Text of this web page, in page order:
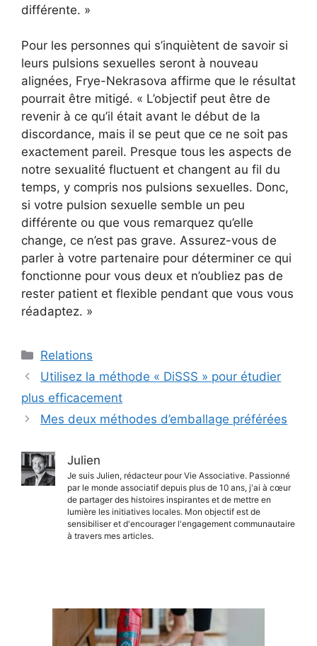
différente. »
Pour les personnes qui s’inquiètent de savoir si
leurs pulsions sexuelles seront à nouveau
alignées, Frye-Nekrasova affirme que le résultat
pourrait être mitigé. « L’objectif peut être de
revenir à ce qu’il était avant le début de la
discordance, mais il se peut que ce ne soit pas
exactement pareil. Presque tous les aspects de
notre sexualité fluctuent et changent au fil du
temps, y compris nos pulsions sexuelles. Donc,
si votre pulsion sexuelle semble un peu
différente ou que vous remarquez qu’elle
change, ce n’est pas grave. Assurez-vous de
parler à votre partenaire pour déterminer ce qui
fonctionne pour vous deux et n’oubliez pas de
rester patient et flexible pendant que vous vous
réadaptez. »
Catégories
Relations
Utilisez la méthode « DiSSS » pour étudier
plus efficacement
Mes deux méthodes d’emballage préférées
Julien
Je suis Julien, rédacteur pour Vie Associative. Passionné
par le monde associatif depuis plus de 10 ans, j'ai à cœur
de partager des histoires inspirantes et de mettre en
lumière les initiatives locales. Mon objectif est de
sensibiliser et d'encourager l'engagement communautaire
à travers mes articles.